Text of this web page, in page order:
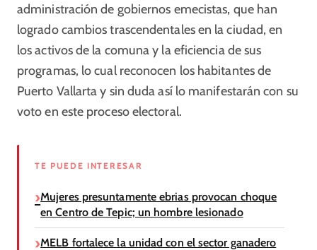
administración de gobiernos emecistas, que han
logrado cambios trascendentales en la ciudad, en
los activos de la comuna y la eficiencia de sus
programas, lo cual reconocen los habitantes de
Puerto Vallarta y sin duda así lo manifestarán con su
voto en este proceso electoral.
TE PUEDE INTERESAR
Mujeres presuntamente ebrias provocan choque
en Centro de Tepic; un hombre lesionado
MELB fortalece la unidad con el sector ganadero